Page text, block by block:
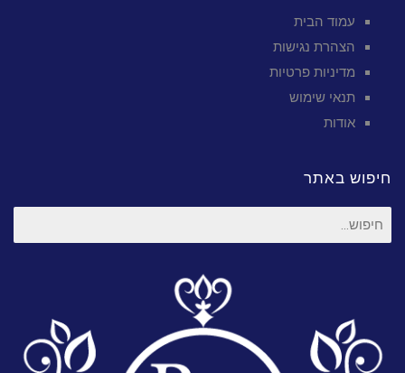
עמוד הבית
הצהרת נגישות
מדיניות פרטיות
תנאי שימוש
אודות
חיפוש באתר
חיפוש
עבור: